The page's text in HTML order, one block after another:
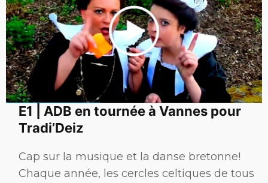
E1 | ADB en tournée à Vannes pour
Tradi’Deiz
Cap sur la musique et la danse bretonne!
Chaque année, les cercles celtiques de tous